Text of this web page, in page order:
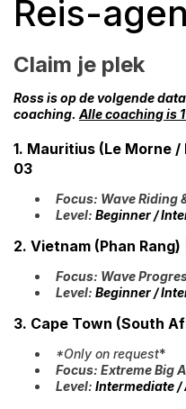
Reis-
Claim je plek
Ross is op de volgende
coaching. Alle coaching is 1
1. Mauritius (Le Morne /
03
Focus: Wave Riding
Level: Beginner /
2. Vietnam (Phan
Focus: Wave
Level: Beginner /
3. Cape Town (South
*Only on request*
Focus: Extreme Big
Level: Intermediate /